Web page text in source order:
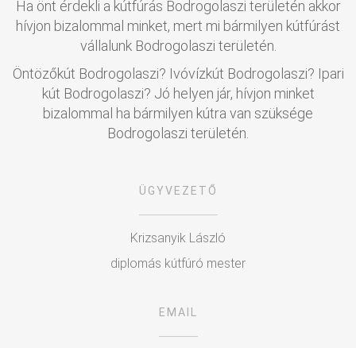
Ha önt érdekli a kútfúrás Bodrogolaszi területén akkor
hívjon bizalommal minket, mert mi bármilyen kútfúrást
vállalunk Bodrogolaszi területén.
Öntözőkút Bodrogolaszi? Ivóvízkút Bodrogolaszi? Ipari
kút Bodrogolaszi? Jó helyen jár, hívjon minket
bizalommal ha bármilyen kútra van szüksége
Bodrogolaszi területén.
ÜGYVEZETŐ
Krizsanyik László
diplomás kútfúró mester
EMAIL